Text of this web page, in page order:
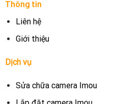
Thông tin
Liên hệ
Giới thiệu
Dịch vụ
Sửa chữa camera Imou